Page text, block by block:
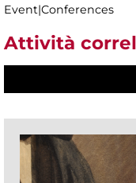
Event|Conferences
Attività